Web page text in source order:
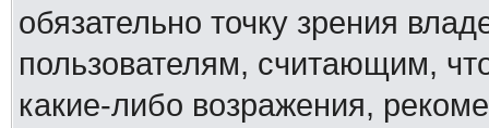
обязательно точку зрения
пользователям, считающим,
какие-либо возражения,